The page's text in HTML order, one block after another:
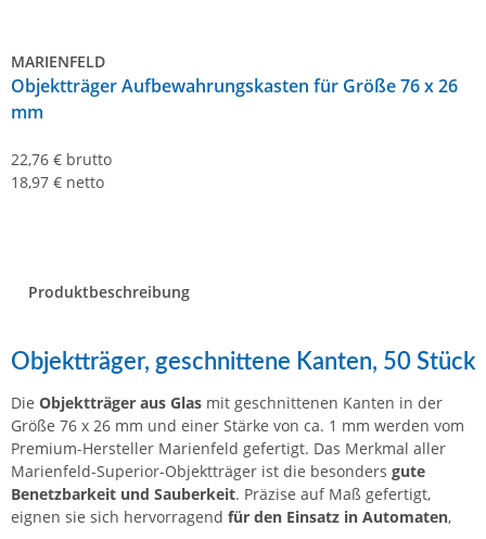
MARIENFELD
Objektträger Aufbewahrungskasten für Größe 76 x 26
mm
22,76 € brutto
18,97 € netto
Produktbeschreibung
Objektträger, geschnittene Kanten, 50 Stück
Die Objektträger aus Glas mit geschnittenen Kanten in der
Größe 76 x 26 mm und einer Stärke von ca. 1 mm werden vom
Premium-Hersteller Marienfeld gefertigt. Das Merkmal aller
Marienfeld-Superior-Objektträger ist die besonders gute
Benetzbarkeit und Sauberkeit. Präzise auf Maß gefertigt,
eignen sie sich hervorragend für den Einsatz in Automaten,